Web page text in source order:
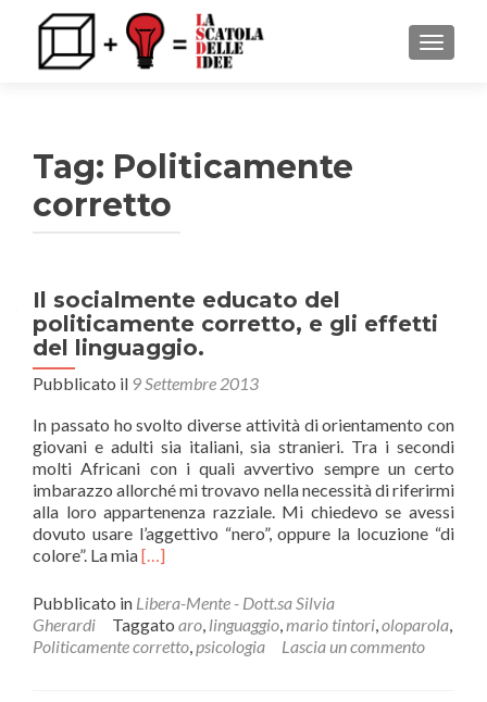
Tag: Politicamente
corretto
Il socialmente educato del
politicamente corretto, e gli effetti
del linguaggio.
Pubblicato il 9 Settembre 2013
In passato ho svolto diverse attività di orientamento con
giovani e adulti sia italiani, sia stranieri. Tra i secondi
molti Africani con i quali avvertivo sempre un certo
imbarazzo allorché mi trovavo nella necessità di riferirmi
alla loro appartenenza razziale. Mi chiedevo se avessi
dovuto usare l’aggettivo “nero”, oppure la locuzione “di
colore”. La miaLeggi
piùIl
socialmente
educato
[…]
Pubblicato in Libera-Mente - Dott.sa Silvia
Gherardi
Taggato aro, linguaggio,mario tintori,oloparola,
Politicamente corretto,psicologia Lascia un commento